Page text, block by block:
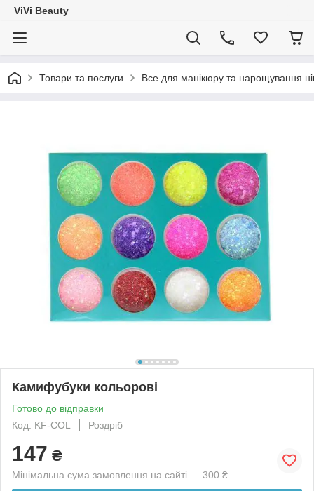
ViVi Beauty
Товари та послуги Все для манікюру та нарощування
Камифубуки кольорові
Готово до відправки
Код: KF-COL
Роздріб
147 ₴
Мінімальна сума замовлення на сайті — 300 ₴